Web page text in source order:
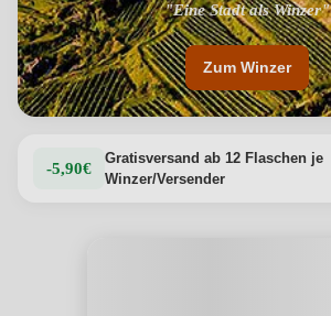
"Eine Stadt als Winzer"
Zum Winzer
-5,90€
Gratisversand ab 12 Flaschen je
Winzer/Versender